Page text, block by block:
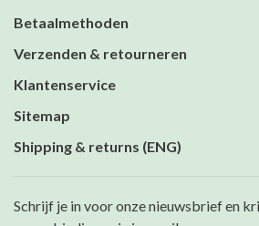
Betaalmethoden
Verzenden & retourneren
Klantenservice
Sitemap
Shipping & returns (ENG)
Schrijf je in voor onze nieuwsbrief en